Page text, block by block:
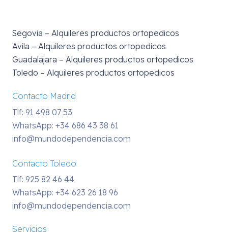
Segovia – Alquileres productos ortopedicos
Avila – Alquileres productos ortopedicos
Guadalajara – Alquileres productos ortopedicos
Toledo – Alquileres productos ortopedicos
Contacto Madrid
Tlf: 91 498 07 53
WhatsApp: +34 686 43 38 61
info@mundodependencia.com
Contacto Toledo
Tlf: 925 82 46 44
WhatsApp: +34 623 26 18 96
info@mundodependencia.com
Servicios